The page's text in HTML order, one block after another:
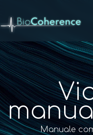
Manuale